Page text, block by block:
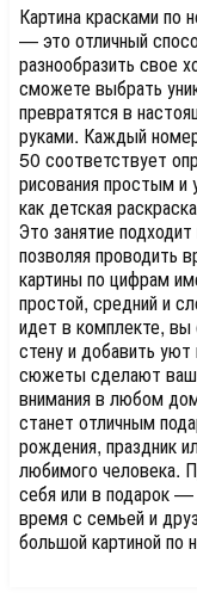
Картина красками
— это отличный
разнообразить свое
сможете выбрать
превратятся в
руками. Каждый
50 соответствует
рисования простым
как детская
Это занятие
позволяя проводить
картины по цифрам
простой, средний и
идет в комплекте,
стену и добавить
сюжеты сделают
внимания в любом
станет отличным
рождения, праздник
любимого человека.
себя или в подарок —
время с семьей и
большой картиной по